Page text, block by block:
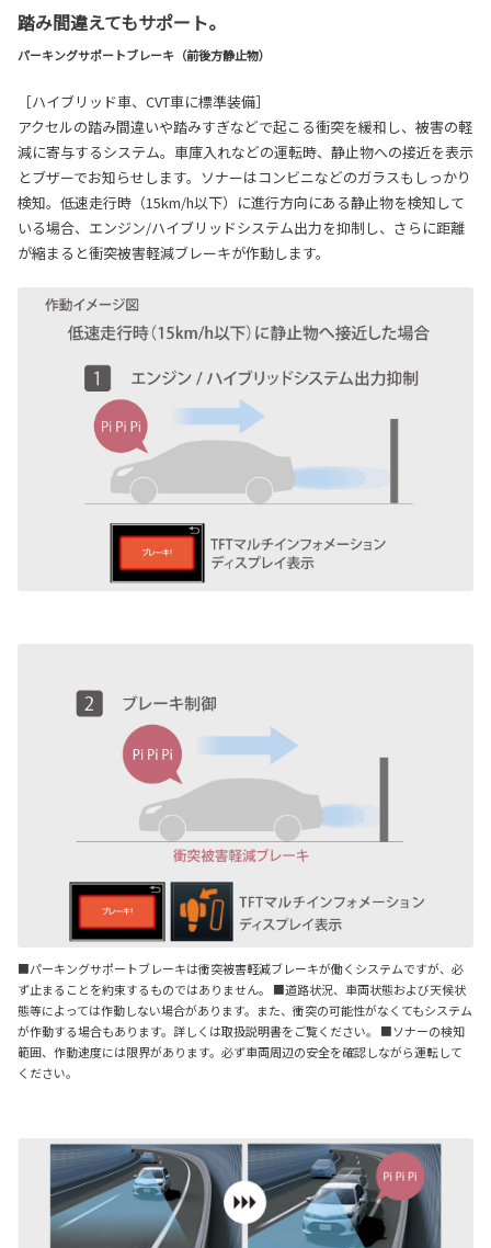
踏み間違えてもサポート。
パーキングサポートブレーキ（前後方静止物）
［ハイブリッド車、CVT車に標準装備］
アクセルの踏み間違いや踏みすぎなどで起こる衝突を緩和し、被害の軽
減に寄与するシステム。車庫入れなどの運転時、静止物への接近を表示
とブザーでお知らせします。ソナーはコンビニなどのガラスもしっかり
検知。低速走行時（15km/h以下）に進行方向にある静止物を検知して
いる場合、エンジン/ハイブリッドシステム出力を抑制し、さらに距離
が縮まると衝突被害軽減ブレーキが作動します。
■パーキングサポートブレーキは衝突被害軽減ブレーキが働くシステムですが、必
ず止まることを約束するものではありません。 ■道路状況、車両状態および天候状
態等によっては作動しない場合があります。また、衝突の可能性がなくてもシステム
が作動する場合もあります。詳しくは取扱説明書をご覧ください。 ■ソナーの検知
範囲、作動速度には限界があります。必ず車両周辺の安全を確認しながら運転して
ください。